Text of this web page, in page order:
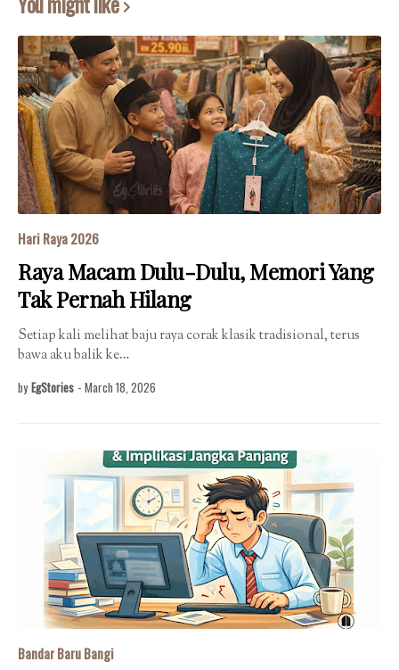
Hari Raya 2026
Raya Macam Dulu-Dulu, Memori Yang
Tak Pernah Hilang
Setiap kali melihat baju raya corak klasik tradisional, terus
bawa aku balik ke…
by EgStories - March 18, 2026
Bandar Baru Bangi